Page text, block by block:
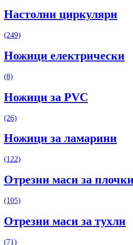
Настолни циркуляри
(249)
Ножици електрически
(8)
Ножици за PVC
(26)
Ножици за ламарини
(122)
Отрезни маси за
(105)
Отрезни маси за тухли
(71)